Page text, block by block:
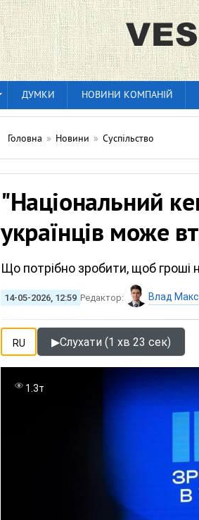
ДУМКИ НОВИНИ КОМПАНІЙ
Головна » Новини » Суспільство
"Національний
українців може
Що потрібно зробити, щоб гроші
14-05-2026, 12:59 Редактор: Влад
RU ▶Слухати (1 хв 23 сек)
1.3т